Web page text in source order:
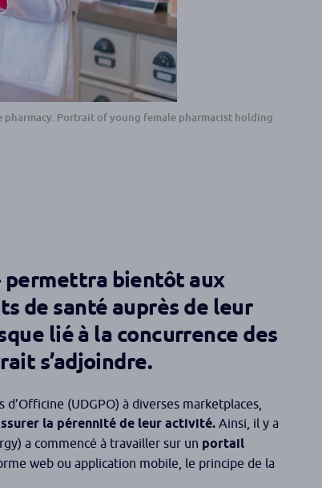
pharmacy. Portrait of young female pharmacist holding
permettra bientôt aux
de santé auprès de leur
lié à la concurrence des
s’adjoindre.
(UDGPO) à diverses marketplaces,
la pérennité de leur activité. Ainsi, il y a
a commencé à travailler sur un portail
web ou application mobile, le principe de la